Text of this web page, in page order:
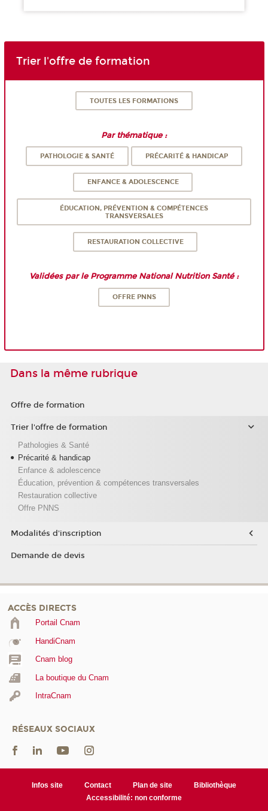
Trier l'offre de formation
TOUTES LES FORMATIONS
Par thématique :
PATHOLOGIE & SANTÉ PRÉCARITÉ & HANDICAP
ENFANCE & ADOLESCENCE
ÉDUCATION, PRÉVENTION & COMPÉTENCES
TRANSVERSALES
RESTAURATION COLLECTIVE
Validées par le Programme National Nutrition Santé :
OFFRE PNNS
Dans la même rubrique
Offre de formation
Trier l'offre de formation
Pathologies & Santé
Précarité & handicap
Enfance & adolescence
Éducation, prévention & compétences transversales
Restauration collective
Offre PNNS
Modalités d'inscription
Demande de devis
ACCÈS DIRECTS
Portail Cnam
HandiCnam
Cnam blog
La boutique du Cnam
IntraCnam
RÉSEAUX SOCIAUX
Infos site Contact Plan de site
Bibliothèque
Accessibilité: non conforme